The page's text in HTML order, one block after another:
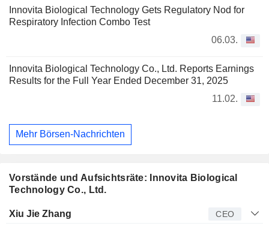
Innovita Biological Technology Gets Regulatory Nod for
Respiratory Infection Combo Test
06.03.
Innovita Biological Technology Co., Ltd. Reports Earnings
Results for the Full Year Ended December 31, 2025
11.02.
Mehr Börsen-Nachrichten
Vorstände und Aufsichtsräte: Innovita Biological
Technology Co., Ltd.
Manager Titel
Xiu Jie Zhang CEO